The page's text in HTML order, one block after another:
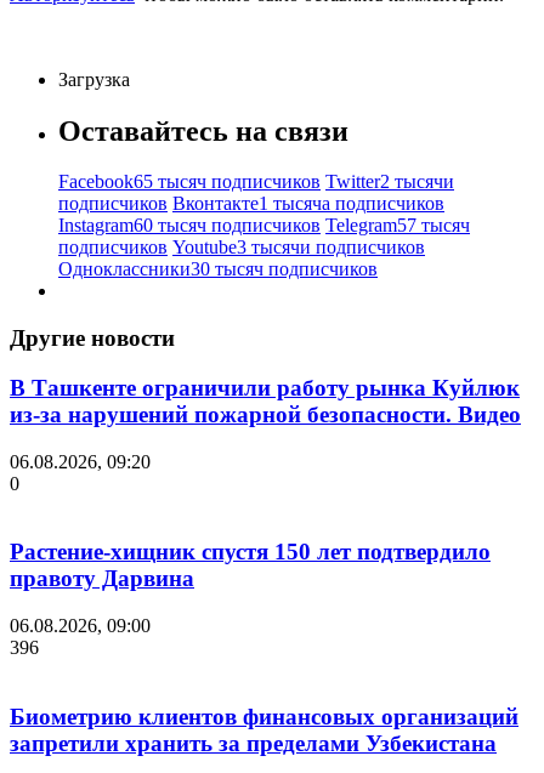
Загрузка
Оставайтесь на связи
Facebook65 тысяч подписчиков Twitter2 тысячи
подписчиков Вконтакте1 тысяча подписчиков
Instagram60 тысяч подписчиков Telegram57 тысяч
подписчиков Youtube3 тысячи подписчиков
Одноклассники30 тысяч подписчиков
Другие новости
В Ташкенте ограничили работу рынка Куйлюк
из-за нарушений пожарной безопасности. Видео
06.08.2026, 09:20
0
Растение-хищник спустя 150 лет подтвердило
правоту Дарвина
06.08.2026, 09:00
396
Биометрию клиентов финансовых организаций
запретили хранить за пределами Узбекистана